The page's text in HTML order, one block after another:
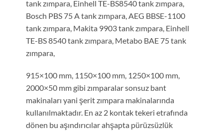
tank zımpara, Einhell TE-BS8540 tank zımpara,
Bosch PBS 75 A tank zımpara, AEG BBSE-1100
tank zımpara, Makita 9903 tank zımpara, Einhell
TE-BS 8540 tank zımpara, Metabo BAE 75 tank
zımpara,
915×100 mm, 1150×100 mm, 1250×100 mm,
2000×50 mm gibi zımparalar sonsuz bant
makinaları yani şerit zımpara makinalarında
kullanılmaktadır. En az 2 kontak tekeri etrafında
dönen bu aşındırıcılar ahşapta pürüzsüzlük